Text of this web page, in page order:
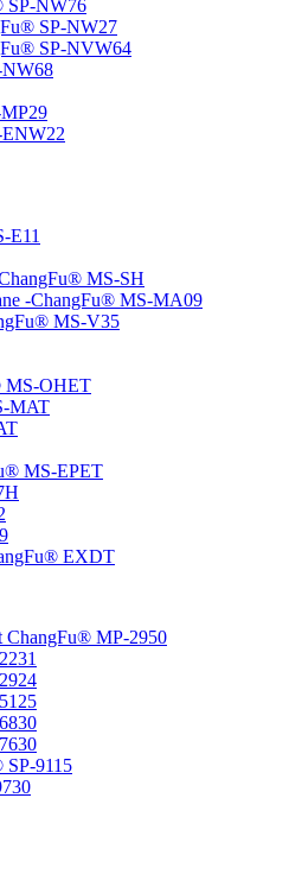
SP-NW76
SP-NW27
SP-NVW64
NW68
ENW22
E11
MS-SH
-ChangFu® MS-MA09
MS-V35
MS-OHET
MAT
MS-EPET
EXDT
ChangFu® MP-2950
SP-9115